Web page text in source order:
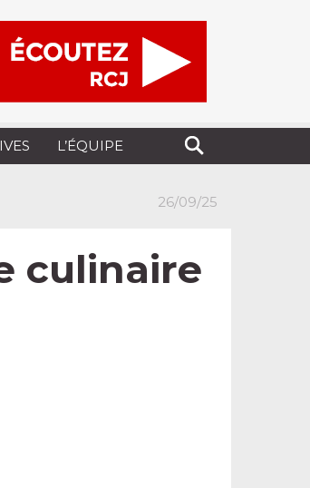
L’ÉQUIPE
26/09/25
culinaire